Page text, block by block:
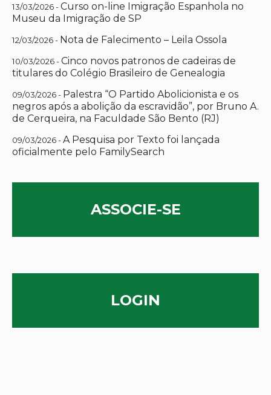
13/03/2026 -Curso on-line Imigração Espanhola no
Museu da Imigração de SP
12/03/2026 - Nota de Falecimento – Leila Ossola
10/03/2026 -Cinco novos patronos de cadeiras de
titulares do Colégio Brasileiro de Genealogia
09/03/2026 - Palestra “O Partido Abolicionista e os
negros após a abolição da escravidão”, por Bruno A.
de Cerqueira, na Faculdade São Bento (RJ)
09/03/2026 -A Pesquisa por Texto foi lançada
oficialmente pelo FamilySearch
ASSOCIE-SE
LOGIN